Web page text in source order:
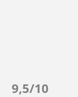
9,5/10